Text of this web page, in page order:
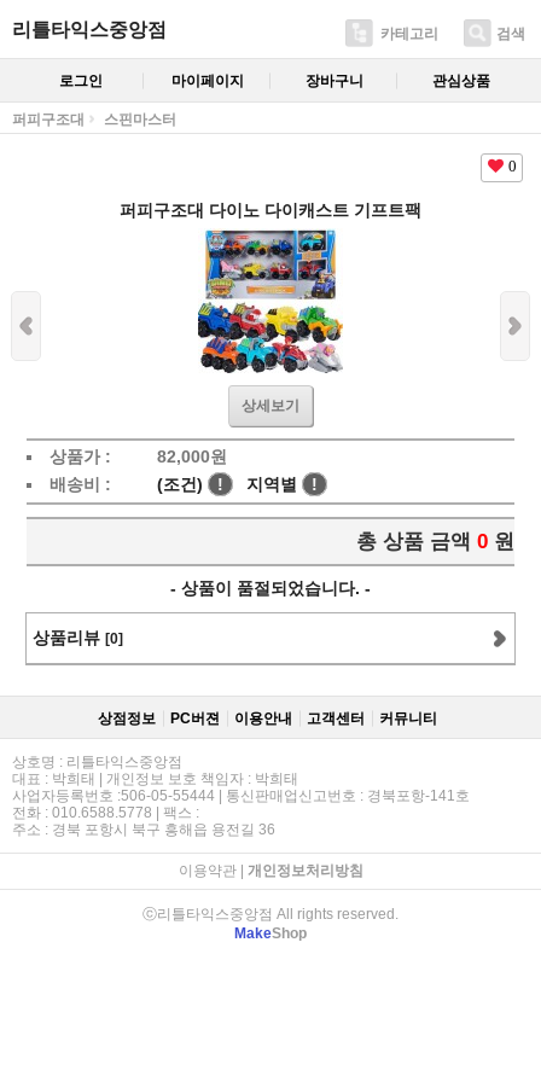
리틀타익스중앙점 카테고리 검색
로그인 마이페이지 장바구니 관심상품
퍼피구조대 스핀마스터
0
퍼피구조대 다이노 다이캐스트 기프트팩
상세보기
상품가 : 82,000원
배송비 :
(조건) ! 지역별 !
총 상품 금액 0 원
- 상품이 품절되었습니다. -
상품리뷰 [0]
상점정보 PC버젼 이용안내 고객센터 커뮤니티
상호명 : 리틀타익스중앙점
대표 : 박희태 | 개인정보 보호 책임자 : 박희태
사업자등록번호 :506-05-55444 | 통신판매업신고번호 : 경북포항-141호
전화 : 010.6588.5778 | 팩스 :
주소 : 경북 포항시 북구 흥해읍 용전길 36
이용약관| 개인정보처리방침
ⓒ리틀타익스중앙점 All rights reserved.
MakeShop